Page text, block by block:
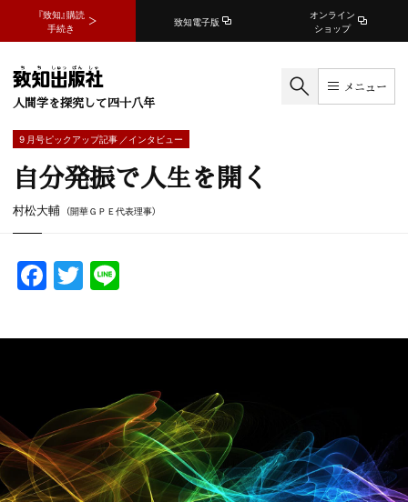
『致知』購読
手続き
致知電子版
オンライン
ショップ
人間学を探究して四十八年
メニュー
9 月号ピックアップ記事 ／インタビュー
自分発振で人生を開く
村松大輔 （開華ＧＰＥ代表理事）
F
a
c
o
o
k
T
w
itte